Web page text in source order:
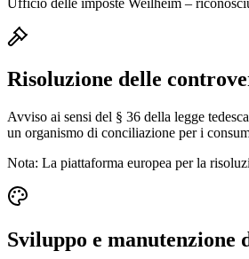
Risoluzione delle
Avviso ai sensi del § 36 della legge
un organismo di conciliazione per i
Nota: La piattaforma europea per la
Sviluppo e manutenzione